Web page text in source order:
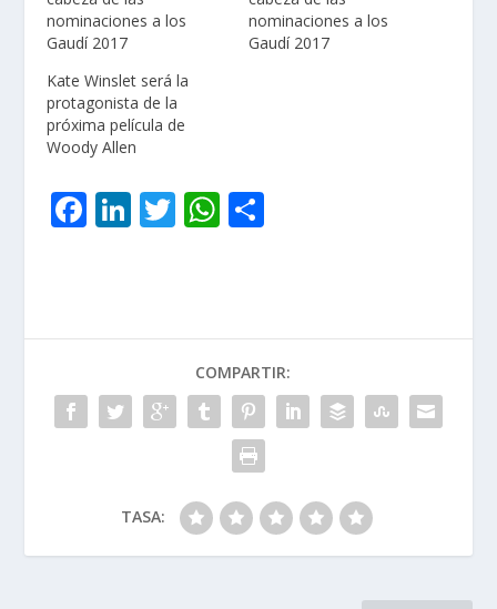
nominaciones a los
Gaudí 2017
nominaciones a los
Gaudí 2017
Kate Winslet será la
protagonista de la
próxima película de
Woody Allen
F
o
o
k
Li
dI
n
T W
A
p
p
ar
ti
r
COMPARTIR:
TASA: